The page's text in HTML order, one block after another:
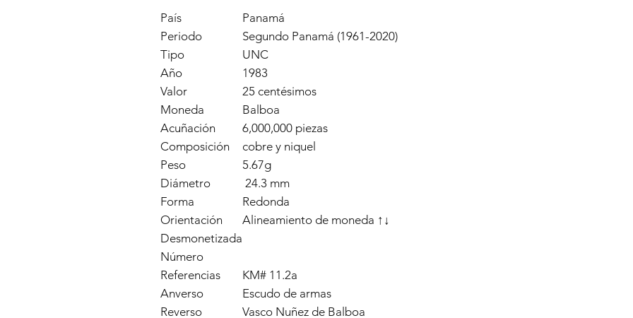
País
Panamá
Periodo
Segundo Panamá (1961-2020)
Tipo
UNC
Año
1983
Valor
25 centésimos
Moneda
Balboa
Acuñación
6,000,000 piezas
Composición
cobre y niquel
Peso
5.67g
Diámetro
24.3 mm
Forma
Redonda
Orientación
Alineamiento de moneda ↑↓
Desmonetizada
Número
Referencias
KM# 11.2a
Anverso
Escudo de armas
Reverso
Vasco Nuñez de Balboa